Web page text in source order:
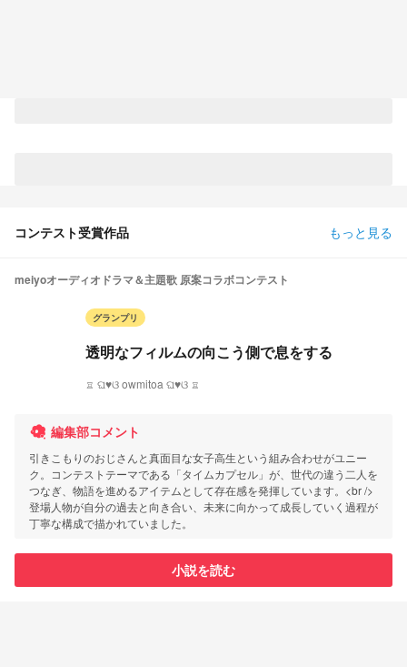
コンテスト受賞作品 もっと見る
meiyoオーディオドラマ＆主題歌 原案コラボコンテスト
グランプリ
透明なフィルムの向こう側で息をする
♖ ଘ♥ଓ owmitoa ଘ♥ଓ ♖
編集部コメント
引きこもりのおじさんと真面目な女子高生という組み合わせがユニー
ク。コンテストテーマである「タイムカプセル」が、世代の違う二人を
つなぎ、物語を進めるアイテムとして存在感を発揮しています。<br />
登場人物が自分の過去と向き合い、未来に向かって成長していく過程が
丁寧な構成で描かれていました。
小説を読む